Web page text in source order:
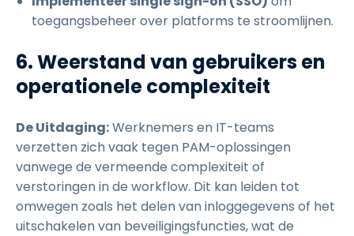
toegangsbeheer over platforms te stroomlijnen.
6. Weerstand van gebruikers en
operationele complexiteit
De Uitdaging:Werknemers en IT-teams
verzetten zich vaak tegen PAM-oplossingen
vanwege de vermeende complexiteit of
verstoringen in de workflow. Dit kan leiden tot
omwegen zoals het delen van inloggegevens of het
uitschakelen van beveiligingsfuncties, wat de